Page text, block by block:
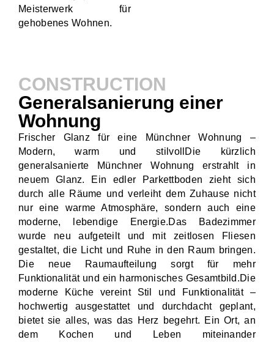
Meisterwerk für
gehobenes Wohnen.
CONSTRUCTION
Generalsanierung einer
Wohnung
Frischer Glanz für eine Münchner Wohnung –
Modern, warm und stilvollDie kürzlich
generalsanierte Münchner Wohnung erstrahlt in
neuem Glanz. Ein edler Parkettboden zieht sich
durch alle Räume und verleiht dem Zuhause nicht
nur eine warme Atmosphäre, sondern auch eine
moderne, lebendige Energie.Das Badezimmer
wurde neu aufgeteilt und mit zeitlosen Fliesen
gestaltet, die Licht und Ruhe in den Raum bringen.
Die neue Raumaufteilung sorgt für mehr
Funktionalität und ein harmonisches Gesamtbild.Die
moderne Küche vereint Stil und Funktionalität –
hochwertig ausgestattet und durchdacht geplant,
bietet sie alles, was das Herz begehrt. Ein Ort, an
dem Kochen und Leben miteinander